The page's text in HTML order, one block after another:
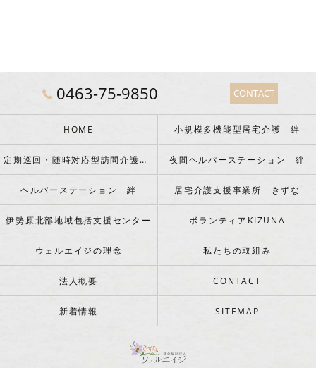
0463-75-9850 CONTACT
HOME 小規模多機能型居宅介護 絆
定期巡回・随時対応型訪問介護看護 絆 夜間ヘルパーステーション 絆
ヘルパーステーション 絆 居宅介護支援事業所 きずな
伊勢原北部地域包括支援センター ボランティアKIZUNA
ウェルエイジの理念 私たちの取組み
法人概要 CONTACT
新着情報 SITEMAP